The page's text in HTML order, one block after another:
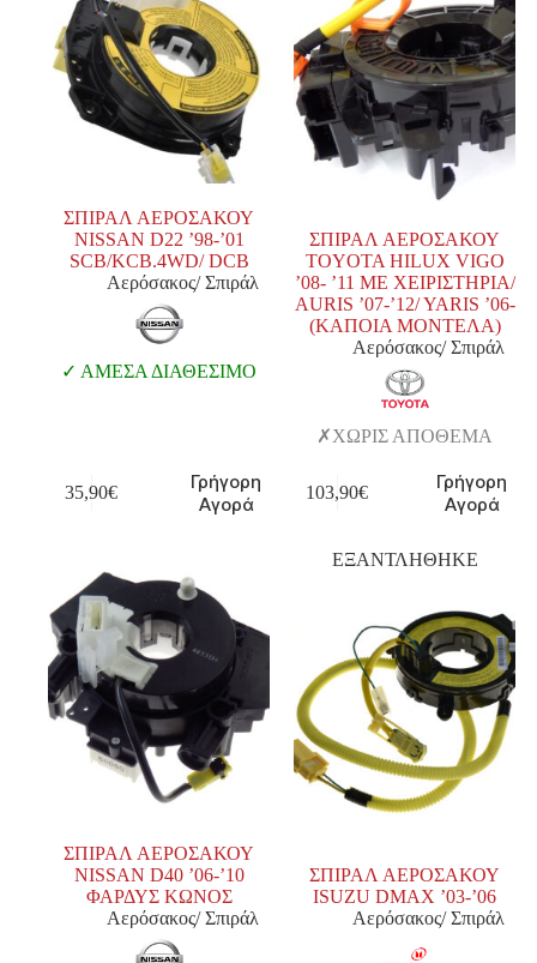
ΣΠΙΡΑΛ ΑΕΡΟΣΑΚΟΥ
NISSAN D22 ’98-’01
SCB/KCB.4WD/ DCB
Αερόσακος/ Σπιράλ
ΑΜΕΣΑ ΔΙΑΘΕΣΙΜΟ
35,90€
Γρήγορη
Αγορά
ΣΠΙΡΑΛ ΑΕΡΟΣΑΚΟΥ
TOYOTA HILUX VIGO
’08- ’11 ΜΕ ΧΕΙΡΙΣΤΗΡΙΑ/
AURIS ’07-’12/ YARIS ’06-
(ΚΑΠΟΙΑ ΜΟΝΤΕΛΑ)
Αερόσακος/ Σπιράλ
ΧΩΡΙΣ ΑΠΟΘΕΜΑ
103,90€
Γρήγορη
Αγορά
ΣΠΙΡΑΛ ΑΕΡΟΣΑΚΟΥ
NISSAN D40 ’06-’10
ΦΑΡΔΥΣ ΚΩΝΟΣ
Αερόσακος/ Σπιράλ
ΕΞΑΝΤΛΗΘΗΚΕ
ΣΠΙΡΑΛ ΑΕΡΟΣΑΚΟΥ
ISUZU DMAX ’03-’06
Αερόσακος/ Σπιράλ